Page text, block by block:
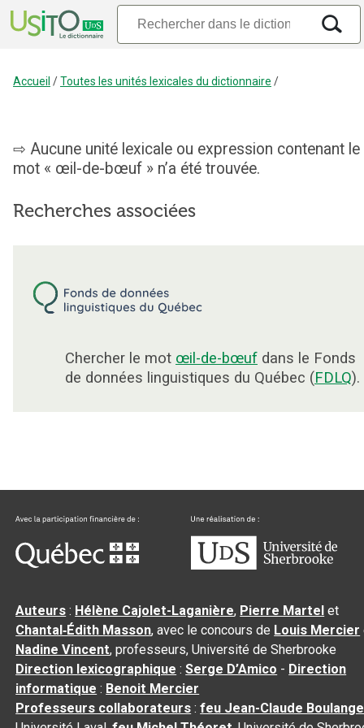
Accueil /Toutes les unités lexicales du dictionnaire /
Aucune unité lexicale ou expression contenant le
mot « œil-de-bœuf » n’a été trouvée.
Recherches associées
Chercher le mot œil-de-bœuf dans le Fonds
de données linguistiques du Québec (FDLQ).
Auteurs : Hélène Cajolet-Laganière, Pierre Martel et
Chantal‑Édith Masson, avec le concours de Louis Mercier
Nadine Vincent, professeurs, Université de Sherbrooke
Direction lexicographique :Serge D’Amico - Direction
informatique : Benoit Mercier
Professeurs collaborateurs :feu Jean-Claude